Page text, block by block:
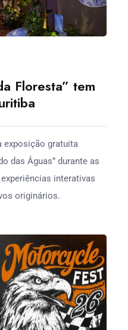
Floresta” tem
exposição gratuita
das Águas” durante as
interativas
originários.